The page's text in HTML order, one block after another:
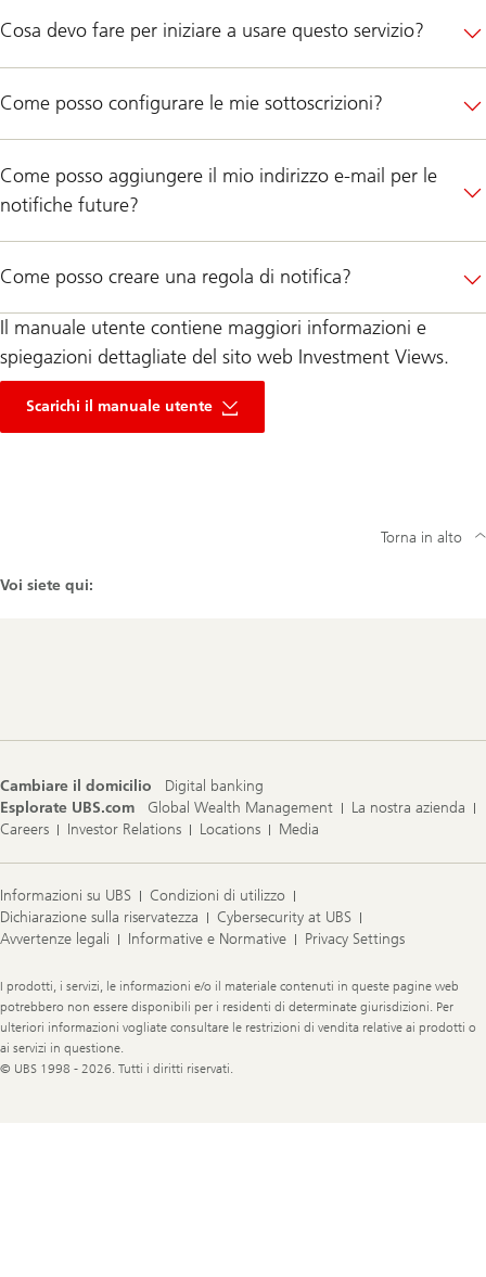
Cosa devo fare per iniziare a usare questo servizio?
Come posso configurare le mie sottoscrizioni?
Come posso aggiungere il mio indirizzo e-mail per le
notifiche future?
Come posso creare una regola di notifica?
Il manuale utente contiene maggiori informazioni e
spiegazioni dettagliate del sito web Investment Views.
Scarichi il manuale utente
Voi siete qui:
Torna in alto
Cambiare il domicilio
Digital banking
Esplorate UBS.com
Global Wealth Management
La nostra azienda
Careers
Investor Relations Locations Media
Informazioni su UBS
Condizioni di utilizzo
Dichiarazione sulla riservatezza
Cybersecurity at UBS
Avvertenze legali
Informative e Normative Privacy Settings
Legal
Information
I prodotti, i servizi, le informazioni e/o il materiale contenuti in queste pagine web
potrebbero non essere disponibili per i residenti di determinate giurisdizioni. Per
ulteriori informazioni vogliate consultare le restrizioni di vendita relative ai prodotti o
ai servizi in questione.
© UBS 1998 - 2026. Tutti i diritti riservati.